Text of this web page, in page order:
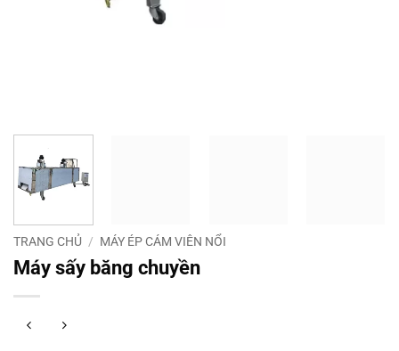
TRANG CHỦ / MÁY ÉP CÁM VIÊN NỔI
Máy sấy băng chuyền